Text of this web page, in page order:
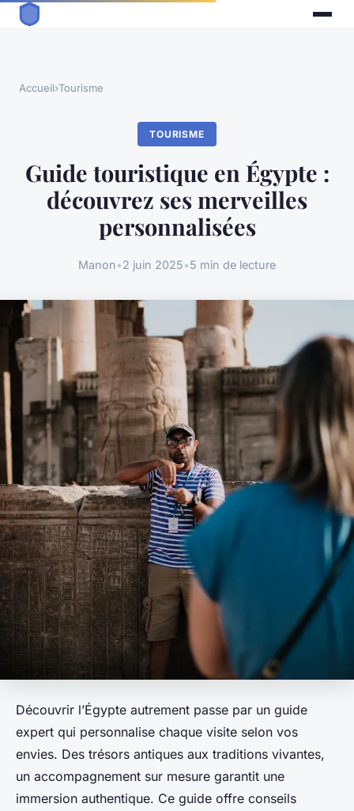
Accueil›Tourisme
TOURISME
Guide touristique en Égypte :
découvrez ses merveilles
personnalisées
Manon•2 juin 2025•5 min de lecture
Découvrir l’Égypte autrement passe par un guide
expert qui personnalise chaque visite selon vos
envies. Des trésors antiques aux traditions vivantes,
un accompagnement sur mesure garantit une
immersion authentique. Ce guide offre conseils